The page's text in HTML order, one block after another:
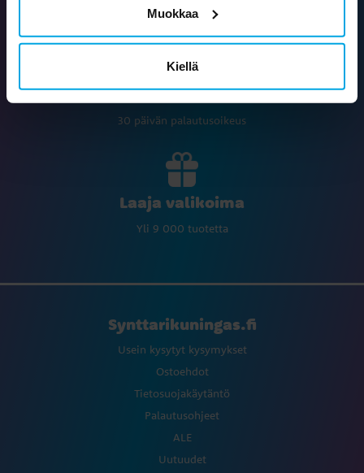
Muokkaa
Kiellä
Toimitusaika 3-6 arkipäivää
Turvalliset maksutavat
30 päivän palautusoikeus
Laaja valikoima
Yli 9 000 tuotetta
Synttarikuningas.fi
Usein kysytyt kysymykset
Ostoehdot
Tietosuojakäytäntö
Palautusohjeet
ALE
Uutuudet